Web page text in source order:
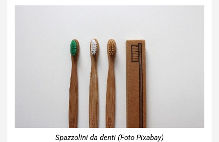
Spazzolini da denti (Foto Pixabay)